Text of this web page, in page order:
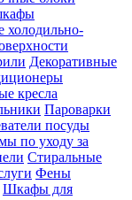
холодильно-
Декоративные
кресла
Пароварки
посуды
по уходу за
Стиральные
Фены
Шкафы для